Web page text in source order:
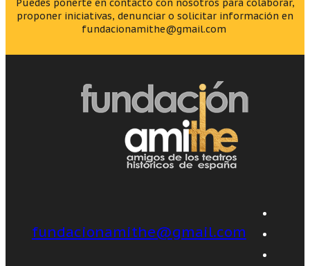
Puedes ponerte en contacto con nosotros para colaborar,
proponer iniciativas, denunciar o solicitar información en
fundacionamithe@gmail.com
fundacionamithe@gmail.com